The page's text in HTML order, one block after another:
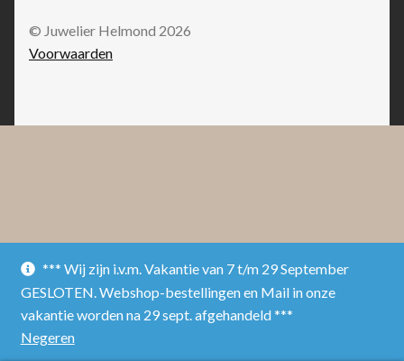
*** Wij zijn i.v.m. Vakantie van 7 t/m 29 September
GESLOTEN. Webshop-bestellingen en Mail in onze
vakantie worden na 29 sept. afgehandeld ***
Negeren
© Juwelier Helmond 2026
Voorwaarden